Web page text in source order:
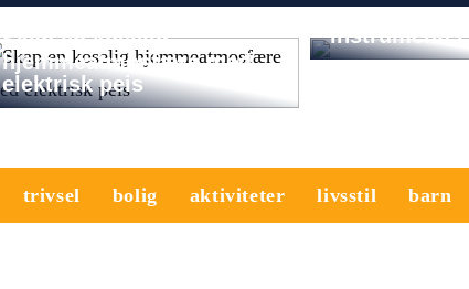
Skap en koselig
hjemmeatmosfære med
elektrisk peis
penger når
trivsel bolig aktiviteter livsstil barn